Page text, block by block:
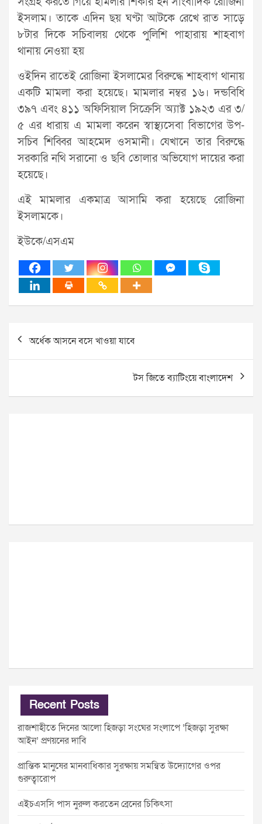
ইসলাম। তাকে এদিন ছয় ঘণ্টা আটকে রেখে রাত সাড়ে
৮টার দিকে সচিবালয় থেকে পুলিশি পাহারায় শাহবাগ
থানায় নেওয়া হয়
ওইদিন রাতেই রোজিনা ইসলামের বিরুদ্ধে শাহবাগ থানায়
একটি মামলা করা হয়েছে। মামলার নম্বর ১৬। দন্ডবিধি
৩৯৭ এবং ৪১১ অফিসিয়াল সিক্রেসি অ্যাক্ট ১৯২৩ এর ৩/
৫ এর ধারায় এ মামলা করেন স্বাস্থ্যসেবা বিভাগের উপ-
সচিব শিব্বির আহমেদ ওসমানী। যেখানে তার বিরুদ্ধে
সরকারি নথি সরানো ও ছবি তোলার অভিযোগ দায়ের করা
হয়েছে।
এই মামলার একমাত্র আসামি করা হয়েছে রোজিনা
ইসলামকে।
ইউকে/এসএম
Post
navigation
অর্ধেক আসনে বসে খাওয়া যাবে
টস জিতে ব্যাটিংয়ে বাংলাদেশ
Recent Posts
রাজশাহীতে দিনের আলো হিজড়া সংঘের সংলাপে ‘হিজড়া সুরক্ষা
আইন’ প্রণয়নের দাবি
প্রান্তিক মানুষের মানবাধিকার সুরক্ষায় সমন্বিত উদ্যোগের ওপর
গুরুত্বারোপ
এইচএসসি পাস নুরুল করতেন ব্রেনের চিকিৎসা